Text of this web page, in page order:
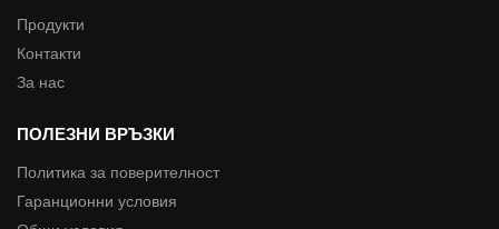
Продукти
Контакти
За нас
ПОЛЕЗНИ ВРЪЗКИ
Политика за поверителност
Гаранционни условия